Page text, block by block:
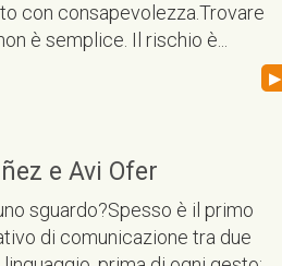
con consapevolezza.Trovare
è semplice. Il rischio è...
▸
e Avi Ofer
sguardo?Spesso è il primo
di comunicazione tra due